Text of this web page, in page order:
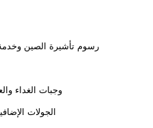
رسوم تأشيرة الصين
وجبات الغداء
الجولات